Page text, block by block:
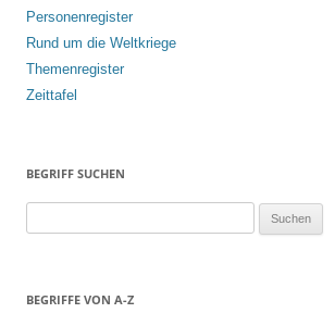
Personenregister
Rund um die Weltkriege
Themenregister
Zeittafel
BEGRIFF SUCHEN
h
BEGRIFFE VON A-Z